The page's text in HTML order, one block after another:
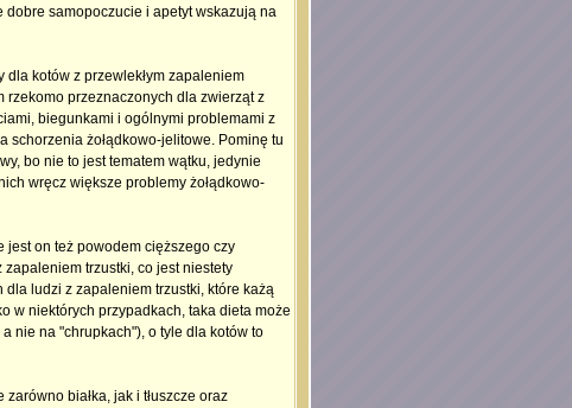
dobre samopoczucie i apetyt wskazują na
kotów z przewlekłym zapaleniem
rzekomo przeznaczonych dla zwierząt z
biegunkami i ogólnymi problemami z
schorzenia żołądkowo-jelitowe. Pominę tu
bo nie to jest tematem wątku, jedynie
wręcz większe problemy żołądkowo-
jest on też powodem cięższego czy
trzustki, co jest niestety
ludzi z zapaleniem trzustki, które każą
w niektórych przypadkach, taka dieta może
nie na "chrupkach"), o tyle dla kotów to
białka, jak i tłuszcze oraz